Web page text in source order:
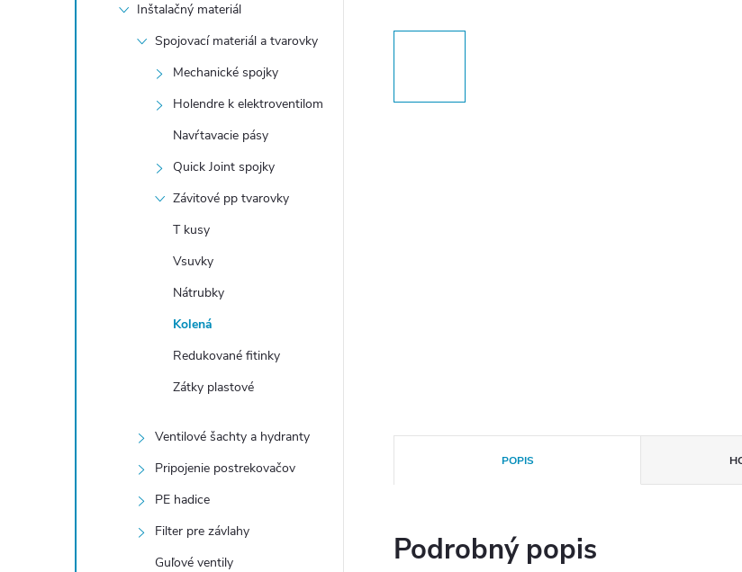
Inštalačný materiál
Spojovací materiál a tvarovky
Mechanické spojky
Holendre k elektroventilom
Navŕtavacie pásy
Quick Joint spojky
Závitové pp tvarovky
T kusy
Vsuvky
Nátrubky
Kolená
Redukované fitinky
Zátky plastové
Ventilové šachty a hydranty
Pripojenie postrekovačov
PE hadice
Filter pre závlahy
Guľové ventily
POPIS
Podrobný popis